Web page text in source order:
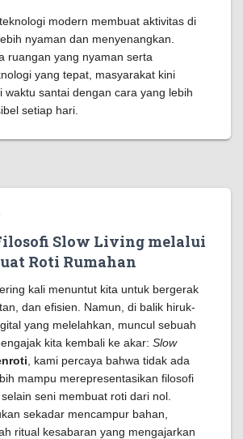
modern membuat aktivitas di
nyaman dan menyenangkan.
ruangan yang nyaman serta
yang tepat, masyarakat kini
waktu santai dengan cara yang lebih
setiap hari.
Slow Living melalui
Roti Rumahan
kali menuntut kita untuk bergerak
dan efisien. Namun, di balik hiruk-
yang melelahkan, muncul sebuah
kita kembali ke akar: Slow
, kami percaya bahwa tidak ada
mampu merepresentasikan filosofi
seni membuat roti dari nol.
sekadar mencampur bahan,
ritual kesabaran yang mengajarkan